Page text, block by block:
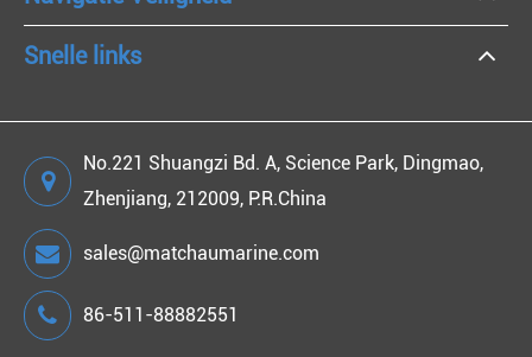
Snelle links
No.221 Shuangzi Bd. A, Science Park, Dingmao,
Zhenjiang, 212009, P.R.China
sales@matchaumarine.com
86-511-88882551